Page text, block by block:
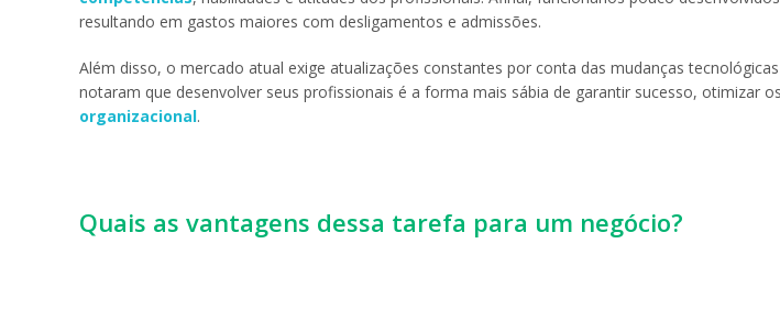
resultando em gastos maiores com desligamentos e admissões.
Além disso, o mercado atual exige atualizações constantes por conta das mudanças
notaram que desenvolver seus profissionais é a forma mais sábia de garantir sucesso, otimizar
organizacional.
Quais as vantagens dessa tarefa para um negócio?